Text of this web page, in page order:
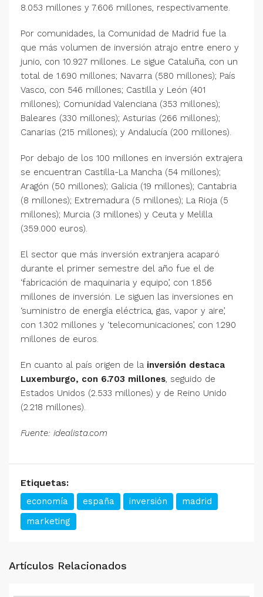
8.053 millones y 7.606 millones, respectivamente.
Por comunidades, la Comunidad de Madrid fue la
que más volumen de inversión atrajo entre enero y
junio, con 10.927 millones. Le sigue Cataluña, con un
total de 1.690 millones; Navarra (580 millones); País
Vasco, con 546 millones; Castilla y León (401
millones); Comunidad Valenciana (353 millones);
Baleares (330 millones); Asturias (266 millones);
Canarias (215 millones); y Andalucía (200 millones).
Por debajo de los 100 millones en inversión extrajera
se encuentran Castilla-La Mancha (54 millones);
Aragón (50 millones); Galicia (19 millones); Cantabria
(8 millones); Extremadura (5 millones); La Rioja (5
millones); Murcia (3 millones) y Ceuta y Melilla
(359.000 euros).
El sector que más inversión extranjera acaparó
durante el primer semestre del año fue el de
‘fabricación de maquinaria y equipo’, con 1.856
millones de inversión. Le siguen las inversiones en
‘suministro de energía eléctrica, gas, vapor y aire’,
con 1.302 millones y ‘telecomunicaciones’, con 1.290
millones de euros.
En cuanto al país origen de la inversión destaca
Luxemburgo, con 6.703 millones, seguido de
Estados Unidos (2.533 millones) y de Reino Unido
(2.218 millones).
Fuente: idealista.com
Etiquetas:
economía españa inversión
madrid
marketing
Artículos Relacionados